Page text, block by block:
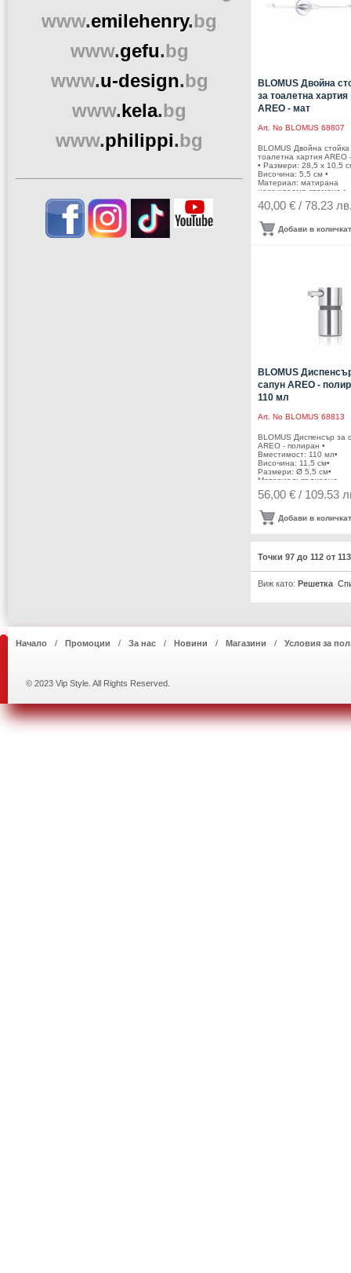
BLOMUS Двойна
за тоалетна хартия
AREO - мат
Art. No BLOMUS 68807
BLOMUS Двойна стойка
тоалетна хартия AREO
• Размери: 28,5 х 10,5
Височина: 5,5 см •
Материал: матирана
неръждаема стомана •
Производител:
Германия DESIGN: Flöz
40,00 € / 78.23
Добави в
BLOMUS
сапун AREO -
110 мл
Art. No BLOMUS 68813
BLOMUS Диспенсър за
AREO - полиран •
Вместимост: 110 мл•
Височина: 11,5 см•
Размери: Ø 5,5 см•
Материал: полирана
неръждаема стомана •
Производител:
Design
56,00 € / 109.53
Добави в
Точки 97 до 112 от
Виж като: Решетка
www.emilehenry.bg
www.gefu.bg
www.u-design.bg
www.kela.bg
www.philippi.bg
Начало Промоции За нас Новини Магазини Условия за
© 2023 Vip Style. All Rights Reserved.